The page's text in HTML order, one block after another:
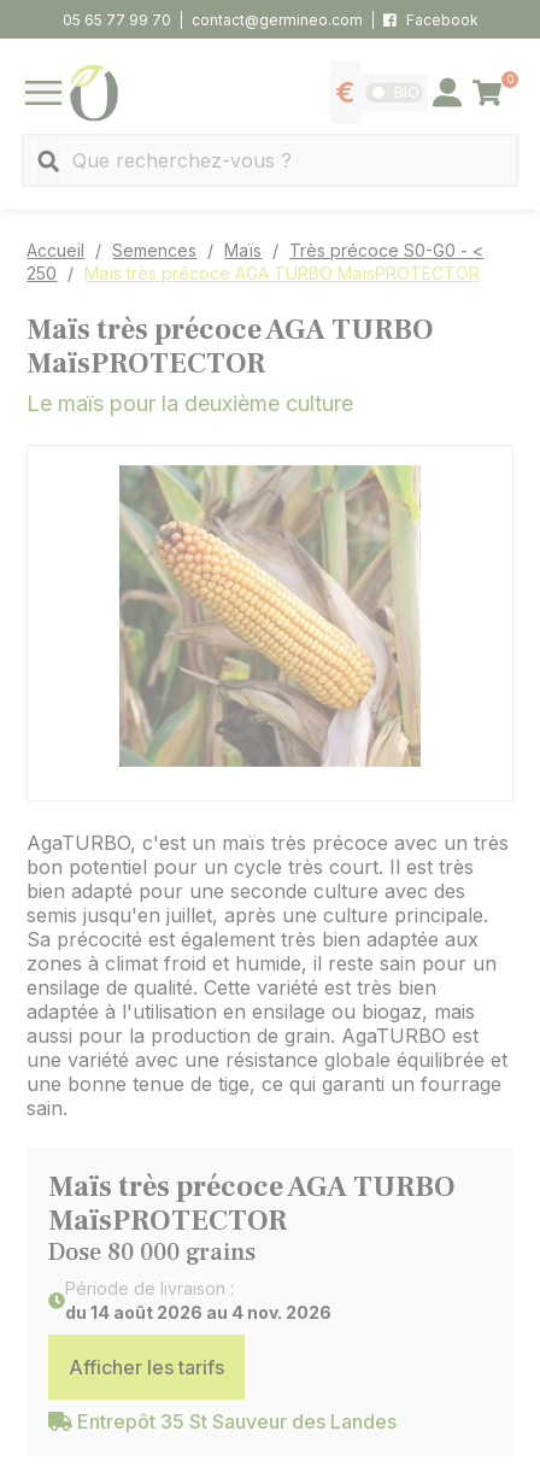
05 65 77 99 70 contact@germineo.com Facebook
MENU
Afficher les tarifs
BIO Se connecter
0
Panier
Accueil Semences Maïs
Très précoce S0-G0 - <
250
Maïs très précoce AGA TURBO MaïsPROTECTOR
Maïs très précoce AGA TURBO
MaïsPROTECTOR
Le maïs pour la deuxième culture
AgaTURBO, c'est un maïs très précoce avec un très
bon potentiel pour un cycle très court. Il est très
bien adapté pour une seconde culture avec des
semis jusqu'en juillet, après une culture principale.
Sa précocité est également très bien adaptée aux
zones à climat froid et humide, il reste sain pour un
ensilage de qualité. Cette variété est très bien
adaptée à l'utilisation en ensilage ou biogaz, mais
aussi pour la production de grain. AgaTURBO est
une variété avec une résistance globale équilibrée et
une bonne tenue de tige, ce qui garanti un fourrage
sain.
Maïs très précoce AGA TURBO
MaïsPROTECTOR
Dose 80 000 grains
Période de livraison :
du 14 août 2026 au 4 nov. 2026
Afficher les tarifs
Entrepôt 35 St Sauveur des Landes
Panneau de gestion des cookies